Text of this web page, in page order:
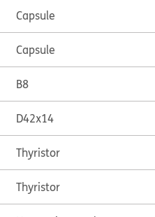
Capsule
Capsule
B8
D42x14
Thyristor
Thyristor